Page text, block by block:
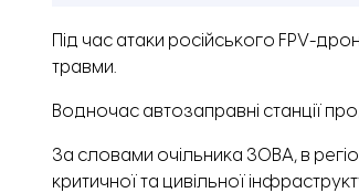
Під час атаки російського FPV-
травми.
Водночас автозаправні станції
За словами очільника ЗОВА, в
критичної та цивільної